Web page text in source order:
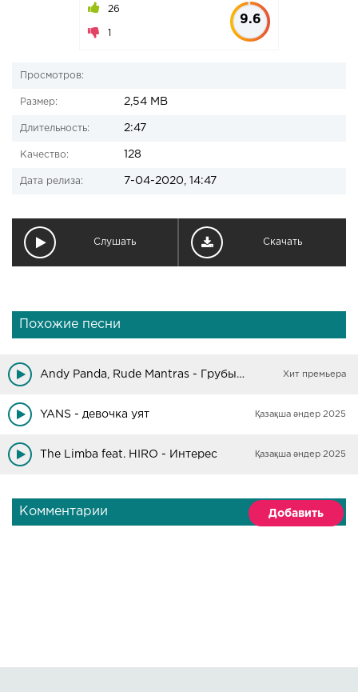
26
1
9.6
Просмотров:
Размер: 2,54 MB
Длительность: 2:47
Качество: 128
Дата релиза: 7-04-2020, 14:47
Слушать Скачать
Похожие песни
Andy Panda, Rude Mantras - Грубые мантры Хит премьера
YANS - девочка уят Қазақша әндер 2025
The Limba feat. HIRO - Интерес Қазақша әндер 2025
Комментарии Добавить